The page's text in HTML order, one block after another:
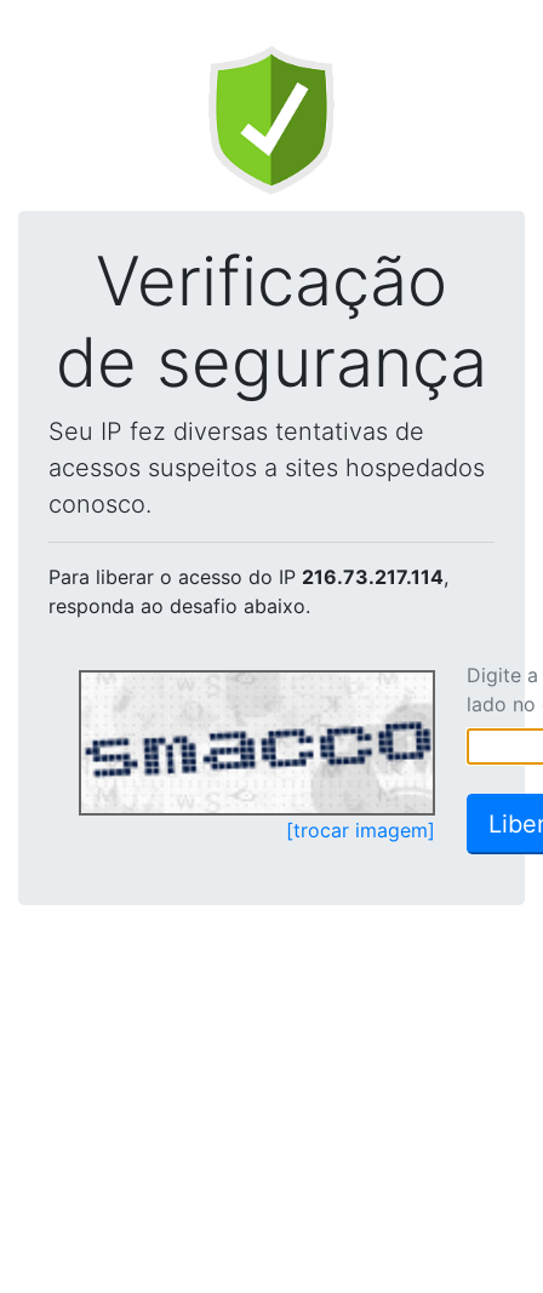
Verificação
de segurança
Seu IP fez diversas tentativas de
acessos suspeitos a sites hospedados
conosco.
Para liberar o acesso do IP 216.73.217.114,
responda ao desafio abaixo.
[trocar imagem]
Digite
lado no